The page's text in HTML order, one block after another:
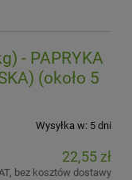
- PAPRYKA
(około 5
Wysyłka w: 5 dni
22,55 zł
bez kosztów dostawy